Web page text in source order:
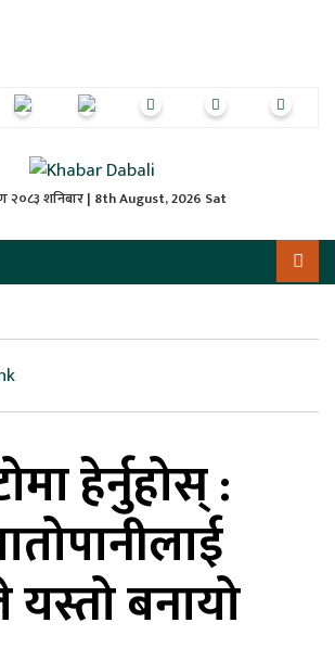
२०८३ शनिबार | 8th August, 2026 Sat
हेर्नुहोस् :
बनायो